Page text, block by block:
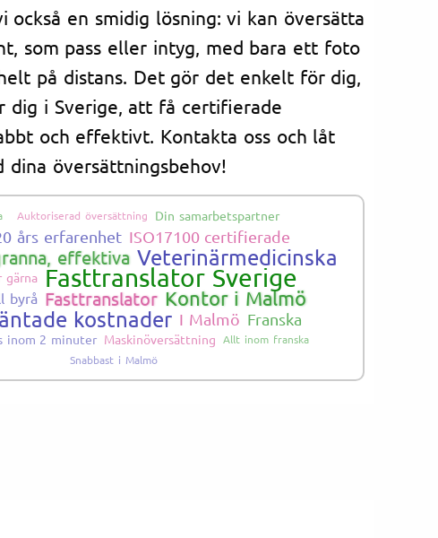
också en smidig lösning: vi kan översätta
som pass eller intyg, med bara ett foto
på distans. Det gör det enkelt för dig,
dig i Sverige, att få certifierade
och effektivt. Kontakta oss och låt
dina översättningsbehov!
Auktoriserad översättning Din samarbetspartner
års erfarenhet ISO17100 certifierade
effektiva Veterinärmedicinska
gärna Fasttranslator Sverige
byrå Fasttranslator Kontor i Malmö
kostnader I Malmö Franska
inom 2 minuter Maskinöversättning Allt inom franska
Snabbast i Malmö